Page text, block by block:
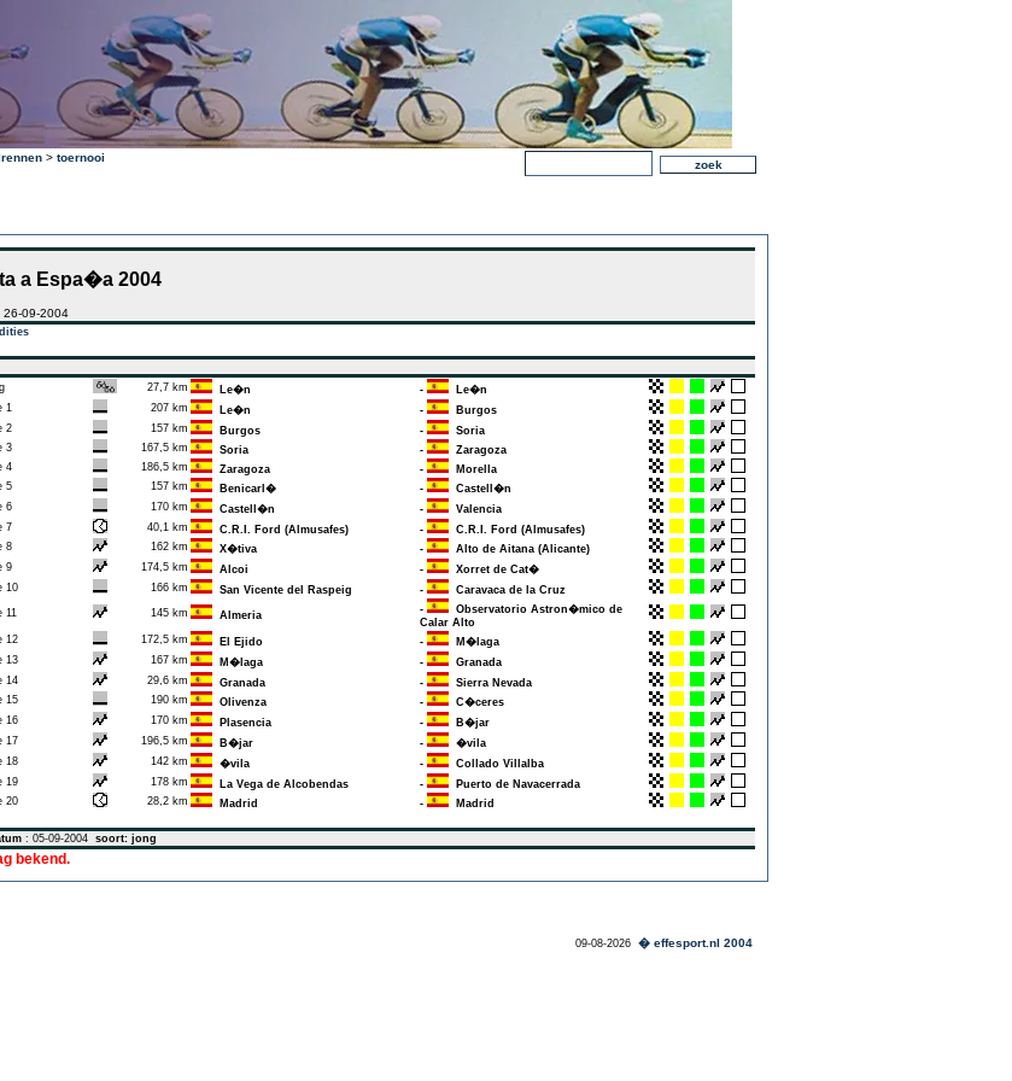
> toernooi
a Espa�a 2004
26-09-2004
27,7 km Le�n -
Le�n
1 207 km Le�n -
Burgos
2 157 km Burgos -
Soria
3 167,5 km Soria -
Zaragoza
4 186,5 km Zaragoza -
Morella
5 157 km Benicarl� -
Castell�n
6 170 km Castell�n -
Valencia
7 40,1 km C.R.I. Ford (Almusafes) -
C.R.I. Ford (Almusafes)
8 162 km X�tiva -
Alto de Aitana (Alicante)
9 174,5 km Alcoi -
Xorret de Cat�
10 166 km San Vicente del Raspeig -
Caravaca de la Cruz
11 145 km Almeria -
Observatorio Astron�mico de
Calar Alto
12 172,5 km El Ejido -
M�laga
13 167 km M�laga -
Granada
14 29,6 km Granada -
Sierra Nevada
15 190 km Olivenza -
C�ceres
16 170 km Plasencia -
B�jar
17 196,5 km B�jar -
�vila
18 142 km �vila -
Collado Villalba
19 178 km La Vega de Alcobendas -
Puerto de Navacerrada
20 28,2 km Madrid - Madrid
: 05-09-2004 soort: jong
bekend.
09-08-2026 � effesport.nl 2004